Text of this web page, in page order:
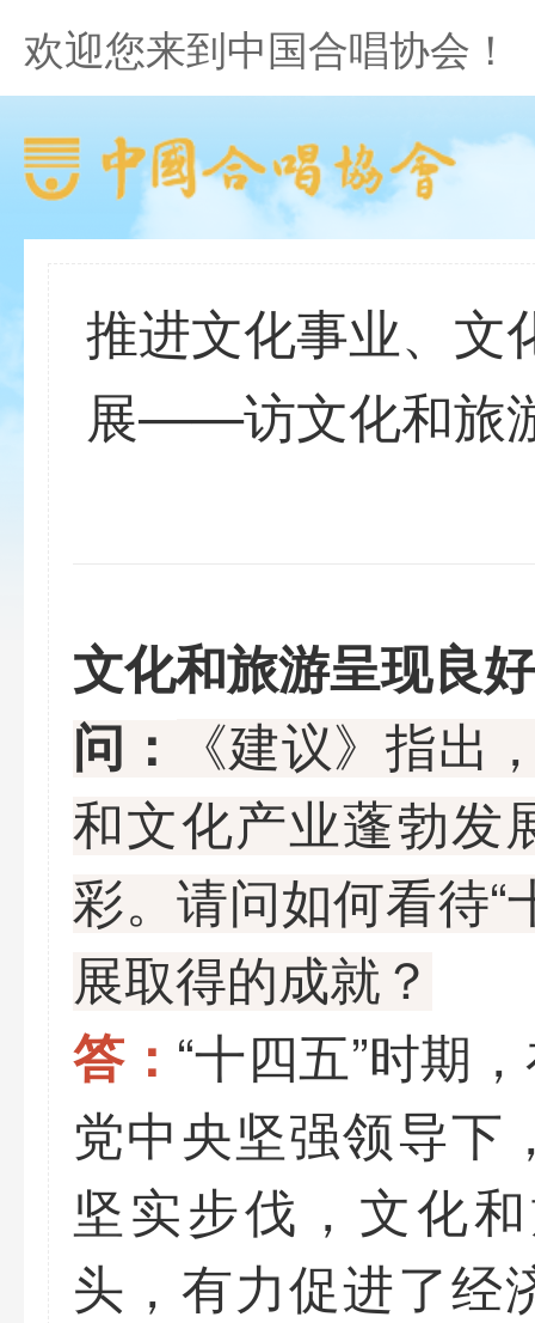
欢迎您来到中国合唱协会！
推进文化事业、文
展——访文化和旅
文化和旅游呈现良
问：
《建议》指出
和文化产业蓬勃发
彩。请问如何看待“
展取得的成就？
答： “十四五”时期
党中央坚强领导下
坚实步伐，文化
头，有力促进了经